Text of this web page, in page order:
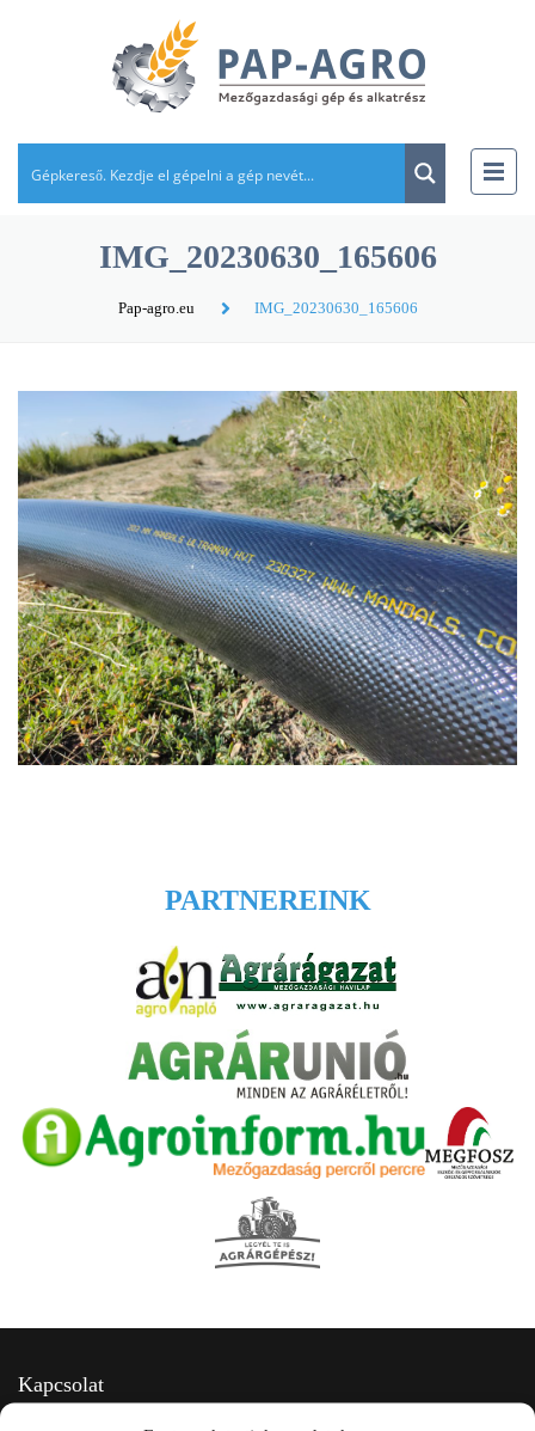
IMG_20230630_165606
Pap-agro.eu IMG_20230630_165606
PARTNEREINK
Kapcsolat